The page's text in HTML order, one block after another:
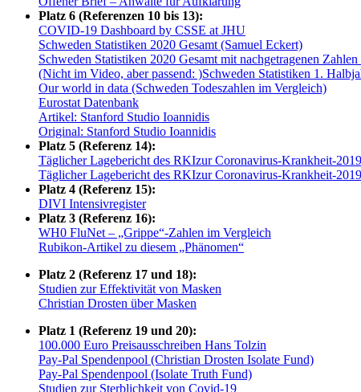
Platz 6 (Referenzen 10 bis 13):
COVID-19 Dashboard by CSSE at JHU
Schweden Statistiken 2020 Gesamt (Samuel Eckert)
Schweden Statistiken 2020 Gesamt mit nachgetragenen
(Nicht im Video, aber passend: )Schweden Statistiken 1.
Our world in data (Schweden Todeszahlen im Vergleich)
Eurostat Datenbank
Artikel: Stanford Studio Ioannidis
Original: Stanford Studio Ioannidis
Platz 5 (Referenz 14):
Täglicher Lagebericht des RKIzur Coronavirus-Krankheit-
Täglicher Lagebericht des RKIzur Coronavirus-Krankheit-
Platz 4 (Referenz 15):
DIVI Intensivregister
Platz 3 (Referenz 16):
WH0 FluNet – „Grippe“-Zahlen im Vergleich
Rubikon-Artikel zu diesem „Phänomen“
Platz 2 (Referenz 17 und 18):
Studien zur Effektivität von Masken
Christian Drosten über Masken
Platz 1 (Referenz 19 und 20):
100.000 Euro Preisausschreiben Hans Tolzin
Pay-Pal Spendenpool (Christian Drosten Isolate Fund)
Pay-Pal Spendenpool (Isolate Truth Fund)
Studien zur Sterblichkeit von Covid-19